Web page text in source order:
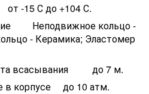
-15 С до +104 С.
Неподвижное кольцо -
- Керамика; Эластомер
всасывания до 7 м.
в корпусе до 10 атм.